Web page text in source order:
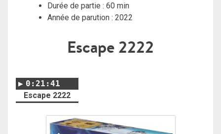
Durée de partie : 60 min
Année de parution : 2022
Escape 2222
0:21:41
Escape 2222